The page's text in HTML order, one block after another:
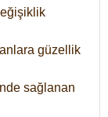
güzellik
sağlanan